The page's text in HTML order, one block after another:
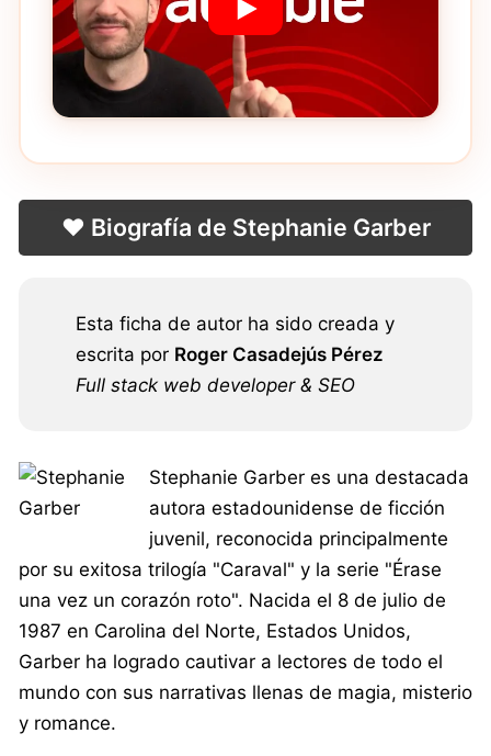
❤️ Biografía de Stephanie Garber
Esta ficha de autor ha sido creada y
escrita por Roger Casadejús Pérez
Full stack web developer & SEO
Stephanie Garber es una destacada
autora estadounidense de ficción
juvenil, reconocida principalmente
por su exitosa trilogía "Caraval" y la serie "Érase
una vez un corazón roto". Nacida el 8 de julio de
1987 en Carolina del Norte, Estados Unidos,
Garber ha logrado cautivar a lectores de todo el
mundo con sus narrativas llenas de magia, misterio
y romance.